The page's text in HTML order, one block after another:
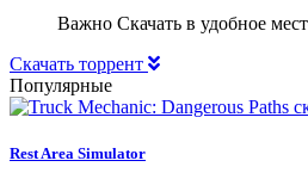
Важно Скачать в удобное
Скачать торрент
Популярные
Rest Area Simulator